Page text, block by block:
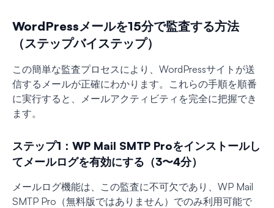
WordPressメールを15分で監査する方法
（ステップバイステップ）
この簡単な監査プロセスにより、WordPressサイトが送
信するメールが正確にわかります。これらの手順を順番
に実行すると、メールアクティビティを完全に把握でき
ます。
ステップ1：WP Mail SMTP Proをインストールし
てメールログを有効にする（3〜4分）
メールログ機能は、この監査に不可欠であり、WP Mail
SMTP Pro（無料版ではありません）でのみ利用可能で